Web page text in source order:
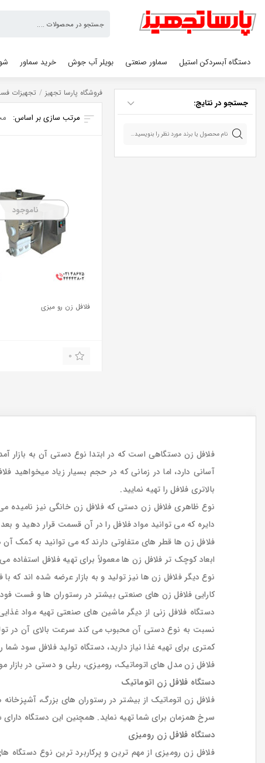
دستگاه آبسردکن استیل سماور صنعتی بویلر آب جوش خرید سماور
فروشگاه پارسا تجهیز / تجهیزات
فلافل زن
مرتب سازی بر اساس:
ناموجود
فلافل زن رو میزی
0
جستجو در نتایج:
فلافل زن دستگاهی است که در ابتدا نوع دستی آن به بازار
آسانی دارد، اما در زمانی که در حجم بسیار زیاد
بالاتری فلافل را تهیه نمایید.
نوع ظاهری فلافل زن دستی که فلافل زن خانگی نیز
دایره که می توانید مواد فلافل را در آن قسمت قرار دهید و
فلافل زن ها قطر های متفاوتی دارند که می توانید به کمک آن
ابعاد کوچک تر فلافل زن ها معمولاً برای تهیه فلافل استفاده
نوع دیگر فلافل زن ها نیز تولید و به بازار عرضه شده اند که
کارایی فلافل زن های صنعتی بیشتر در رستوران ها و فست فود
دستگاه فلافل زنی از دیگر ماشین های صنعتی تهیه مواد
نسبت به نوع دستی آن محبوب می کند سرعت بالای آن در تولید
کمتری برای تهیه غذا نیاز دارید، دستگاه تولید فلافل سود
فلافل زن مدل های اتوماتیک، رومیزی، ریلی و دستی در
دستگاه فلافل زن اتوماتیک
فلافل زن اتوماتیک از بیشتر در رستوران های بزرگ،
سرخ همزمان برای شما تهیه نماید. همچنین این دستگاه
دستگاه فلافل زن رومیزی
فلافل زن رومیزی از مهم ترین و پرکاربرد ترین نوع